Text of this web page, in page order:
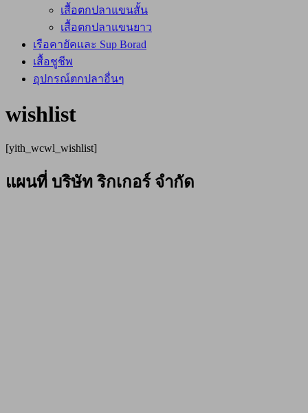
เสื้อตกปลาแขนสั้น
เสื้อตกปลาแขนยาว
เรือคายัคและ Sup Borad
เสื้อชูชีพ
อุปกรณ์ตกปลาอื่นๆ
wishlist
[yith_wcwl_wishlist]
แผนที่ บริษัท ริกเกอร์ จำกัด